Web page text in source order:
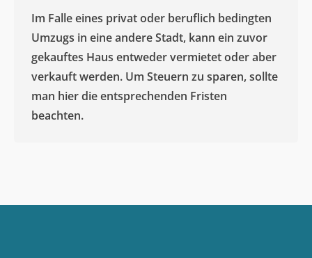
Im Falle eines privat oder beruflich bedingten
Umzugs in eine andere Stadt, kann ein zuvor
gekauftes Haus entweder vermietet oder aber
verkauft werden. Um Steuern zu sparen, sollte
man hier die entsprechenden Fristen
beachten.